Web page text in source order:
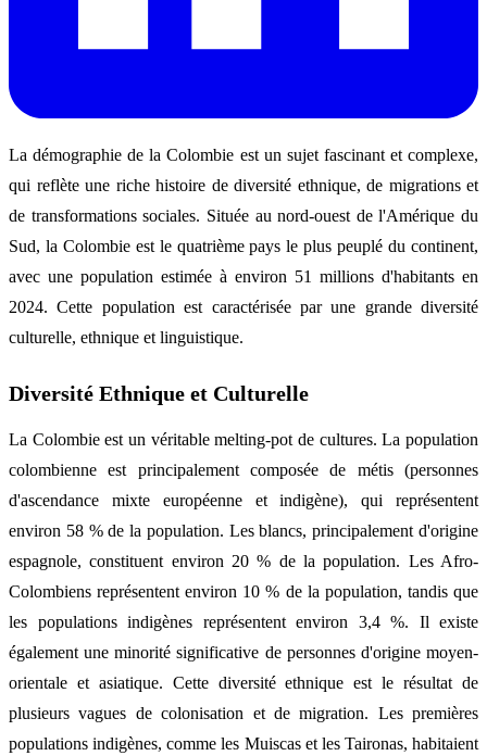
La démographie de la Colombie est un sujet fascinant et complexe,
qui reflète une riche histoire de diversité ethnique, de migrations et
de transformations sociales. Située au nord-ouest de l'Amérique du
Sud, la Colombie est le quatrième pays le plus peuplé du continent,
avec une population estimée à environ 51 millions d'habitants en
2024. Cette population est caractérisée par une grande diversité
culturelle, ethnique et linguistique.
Diversité Ethnique et Culturelle
La Colombie est un véritable melting-pot de cultures. La population
colombienne est principalement composée de métis (personnes
d'ascendance mixte européenne et indigène), qui représentent
environ 58 % de la population. Les blancs, principalement d'origine
espagnole, constituent environ 20 % de la population. Les Afro-
Colombiens représentent environ 10 % de la population, tandis que
les populations indigènes représentent environ 3,4 %. Il existe
également une minorité significative de personnes d'origine moyen-
orientale et asiatique. Cette diversité ethnique est le résultat de
plusieurs vagues de colonisation et de migration. Les premières
populations indigènes, comme les Muiscas et les Taironas, habitaient